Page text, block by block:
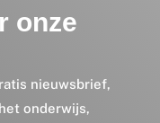
onze
nieuwsbrief,
onderwijs,